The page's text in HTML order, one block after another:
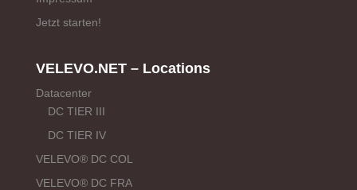
Jetzt starten!
VELEVO.NET – Locations
Datacenter
DC TIER III
DC TIER IV
VELEVO® DC COL
VELEVO® DC FRA